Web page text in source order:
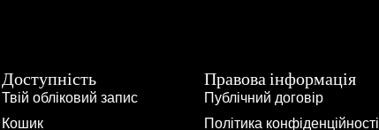
Доступність
Твій обліковий запис
Кошик
Правова інформація
Публічний договір
Політика конфіденційності